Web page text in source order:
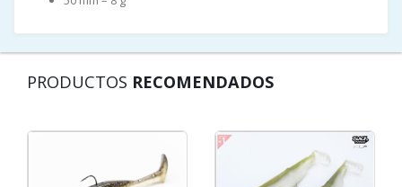
PRODUCTOS RECOMENDADOS